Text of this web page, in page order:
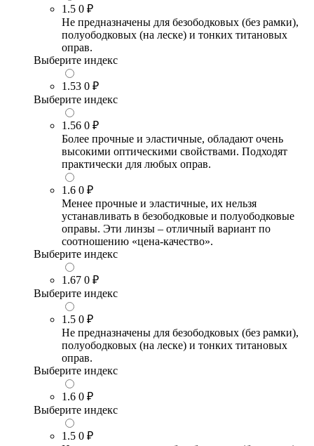
1.5 0 ₽
Не предназначены для безободковых (без рамки),
полуободковых (на леске) и тонких титановых
оправ.
Выберите индекс
1.53 0 ₽
Выберите индекс
1.56 0 ₽
Более прочные и эластичные, обладают очень
высокими оптическими свойствами. Подходят
практически для любых оправ.
1.6 0 ₽
Менее прочные и эластичные, их нельзя
устанавливать в безободковые и полуободковые
оправы. Эти линзы – отличный вариант по
соотношению «цена-качество».
Выберите индекс
1.67 0 ₽
Выберите индекс
1.5 0 ₽
Не предназначены для безободковых (без рамки),
полуободковых (на леске) и тонких титановых
оправ.
Выберите индекс
1.6 0 ₽
Выберите индекс
1.5 0 ₽